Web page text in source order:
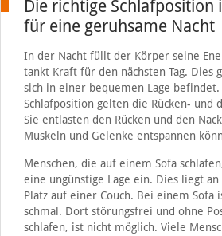
Die richtige Schlafposition
für eine geruhsame Nacht
In der Nacht füllt der Körper seine
tankt Kraft für den nächsten Tag. Dies
sich in einer bequemen Lage befindet.
Schlafposition gelten die Rücken- und
Sie entlasten den Rücken und den
Muskeln und Gelenke entspannen
Menschen, die auf einem Sofa
eine ungünstige Lage ein. Dies liegt
Platz auf einer Couch. Bei einem Sofa
schmal. Dort störungsfrei und ohne
schlafen, ist nicht möglich. Viele